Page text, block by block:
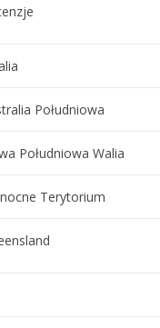
Południowa
Południowa Walia
Terytorium